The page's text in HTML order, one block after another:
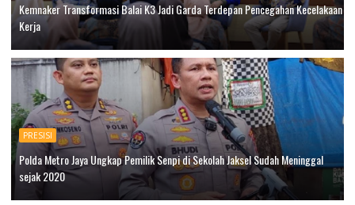
Kemnaker Transformasi Balai K3 Jadi Garda Terdepan Pencegahan Kecelakaan
Kerja
PRESISI
Polda Metro Jaya Ungkap Pemilik Senpi di Sekolah Jaksel Sudah Meninggal
sejak 2020